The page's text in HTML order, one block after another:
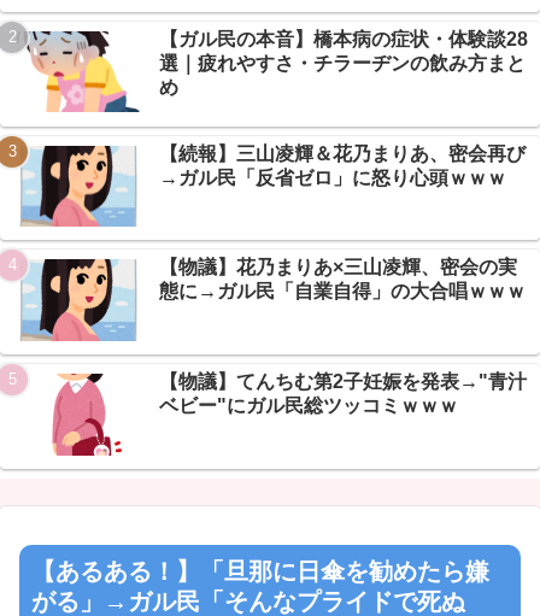
【画像】 「キム兄」こと芸人・木村祐一さん（63歳）、最新の松
本人志さんとのツーショットが完全に別人だとネット騒然！ 「マジ
で誰かわからん」... NEW!
【悲報】株式投資、若い男の自尊心をゴリゴリ削る→ニュー速
+民「NISAはギャンブル」で大論争ｗｗｗ
【熊本地震まとめ】イオンモール爆発の原因はLPGガス漏れ濃厚
→経産省が全国施設に緊急点検要請 NEW!
Powered by livedoor 相互RSS
【ガル民の本音】橋本病の症状・体験談28
選｜疲れやすさ・チラーヂンの飲み方まと
め
【続報】三山凌輝＆花乃まりあ、密会再び
→ガル民「反省ゼロ」に怒り心頭ｗｗｗ
【物議】花乃まりあ×三山凌輝、密会の実
態に→ガル民「自業自得」の大合唱ｗｗｗ
【物議】てんちむ第2子妊娠を発表→"青汁
ベビー"にガル民総ツッコミｗｗｗ
【あるある！】「旦那に日傘を勧めたら嫌
がる」→ガル民「そんなプライドで死ぬ